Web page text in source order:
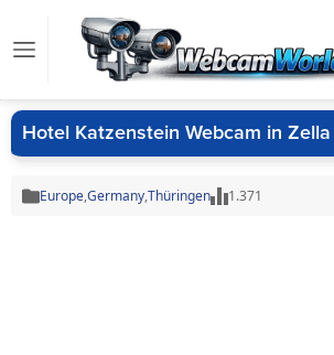
Hotel Katzenstein Webcam in
Europe,Germany,Thüringen 1.371